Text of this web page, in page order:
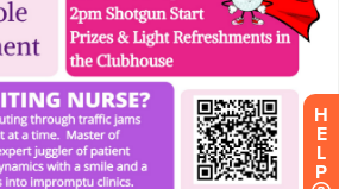
H
E
L
P